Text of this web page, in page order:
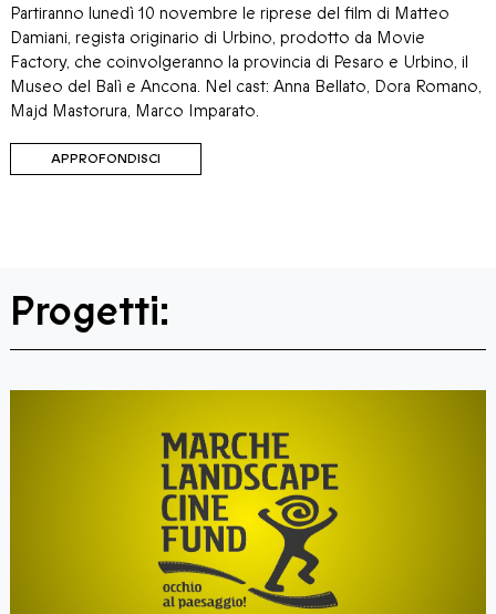
Partiranno lunedì 10 novembre le riprese del film di Matteo
Damiani, regista originario di Urbino, prodotto da Movie
Factory, che coinvolgeranno la provincia di Pesaro e Urbino, il
Museo del Balì e Ancona. Nel cast: Anna Bellato, Dora Romano,
Majd Mastorura, Marco Imparato.
APPROFONDISCI
Progetti: